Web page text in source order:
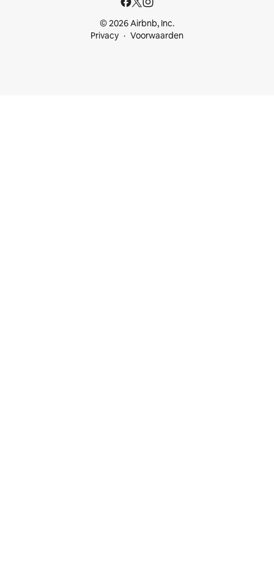
© 2026 Airbnb, Inc.
Privacy
Voorwaarden